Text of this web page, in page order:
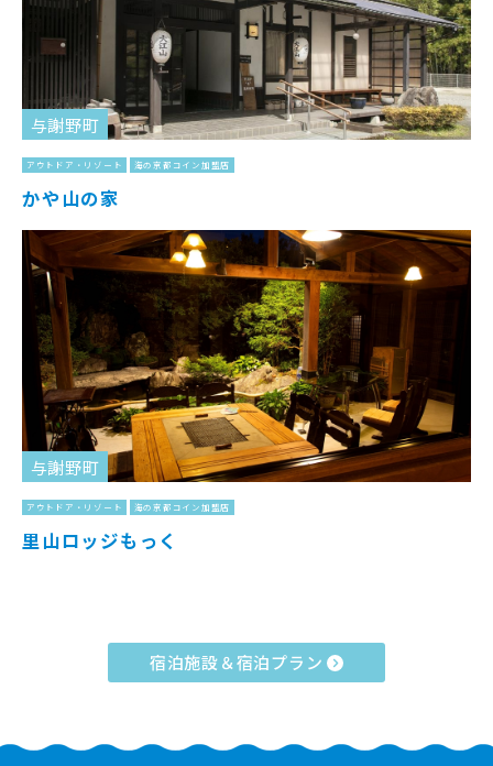
与謝野町
アウトドア・リゾート 海の京都コイン加盟店
かや山の家
与謝野町
アウトドア・リゾート 海の京都コイン加盟店
里山ロッジもっく
宿泊施設＆宿泊プラン